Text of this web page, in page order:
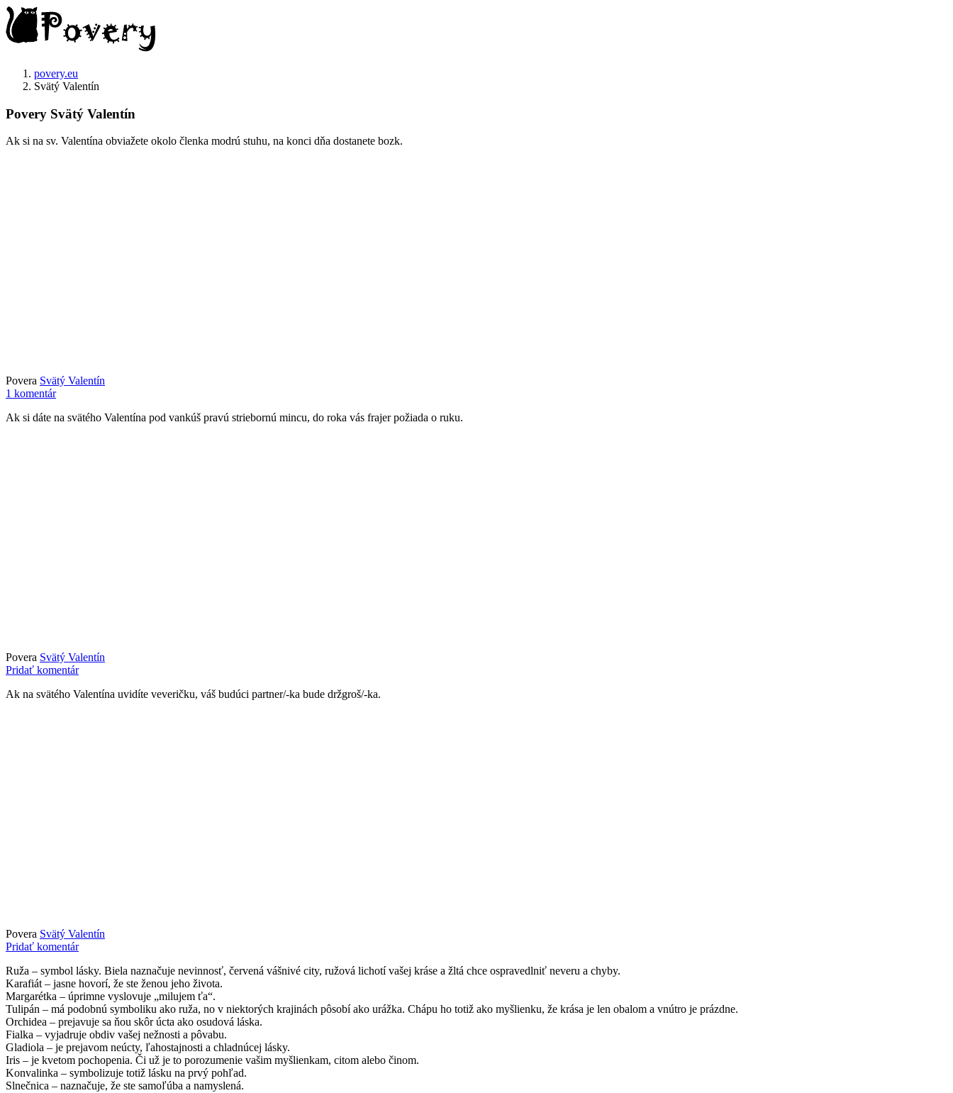
povery.eu
Svätý Valentín
Povery Svätý Valentín
Ak si na sv. Valentína obviažete okolo členka modrú stuhu, na konci dňa dostanete bozk.
Povera Svätý Valentín
1 komentár
Ak si dáte na svätého Valentína pod vankúš pravú striebornú mincu, do roka vás frajer požiada o ruku.
Povera Svätý Valentín
Pridať komentár
Ak na svätého Valentína uvidíte veveričku, váš budúci partner/-ka bude držgroš/-ka.
Povera Svätý Valentín
Pridať komentár
Ruža – symbol lásky. Biela naznačuje nevinnosť, červená vášnivé city, ružová lichotí vašej kráse a žltá chce ospravedlniť neveru a chyby.
Karafiát – jasne hovorí, že ste ženou jeho života.
Margarétka – úprimne vyslovuje „milujem ťa“.
Tulipán – má podobnú symboliku ako ruža, no v niektorých krajinách pôsobí ako urážka. Chápu ho totiž ako myšlienku, že krása je len obalom a vnútro je prázdne.
Orchidea – prejavuje sa ňou skôr úcta ako osudová láska.
Fialka – vyjadruje obdiv vašej nežnosti a pôvabu.
Gladiola – je prejavom neúcty, ľahostajnosti a chladnúcej lásky.
Iris – je kvetom pochopenia. Či už je to porozumenie vašim myšlienkam, citom alebo činom.
Konvalinka – symbolizuje totiž lásku na prvý pohľad.
Slnečnica – naznačuje, že ste samoľúba a namyslená.